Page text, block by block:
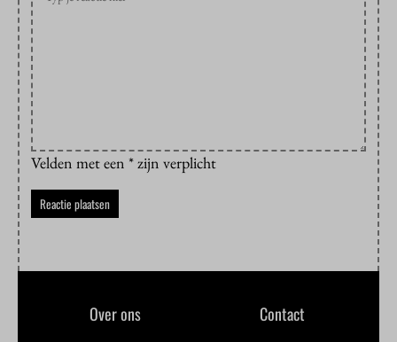
Velden met een * zijn verplicht
Over ons Contact